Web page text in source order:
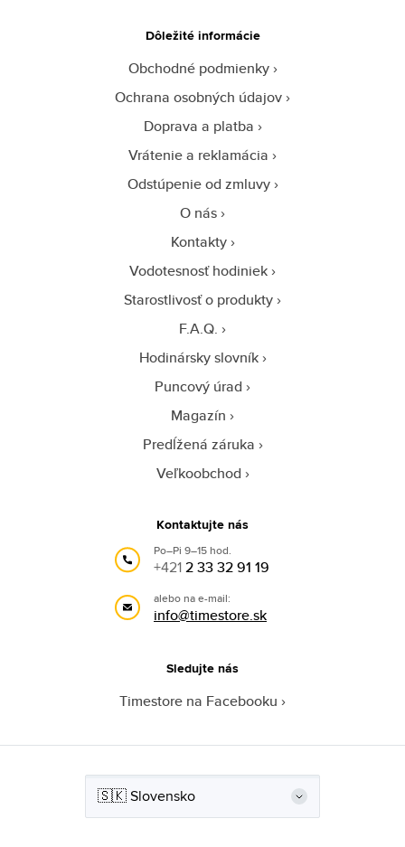
Dôležité informácie
Obchodné podmienky
Ochrana osobných údajov
Doprava a platba
Vrátenie a reklamácia
Odstúpenie od zmluvy
O nás
Kontakty
Vodotesnosť hodiniek
Starostlivosť o produkty
F.A.Q.
Hodinársky slovník
Puncový úrad
Magazín
Predĺžená záruka
Veľkoobchod
Kontaktujte nás
Po–Pi 9–15 hod.
+4212 33 32 91 19
alebo na e-mail:
info@timestore.sk
Sledujte nás
Timestore na Facebooku